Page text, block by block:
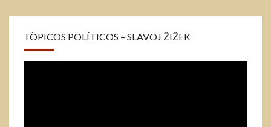
TÒPICOS POLÍTICOS – SLAVOJ ŽIŽEK